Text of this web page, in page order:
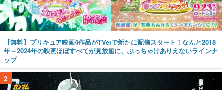
【無料】プリキュア映画4作品がTVerで新たに配信スタート！なんと2018
年～2024年の映画ほぼすべてが見放題に、ぶっちゃけありえないラインナ
ップ